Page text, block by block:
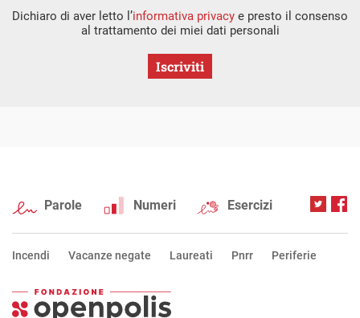
Dichiaro di aver letto l’informativa privacy e presto il consenso
al trattamento dei miei dati personali
Iscriviti
Parole Numeri Esercizi
Incendi Vacanze negate Laureati Pnrr Periferie